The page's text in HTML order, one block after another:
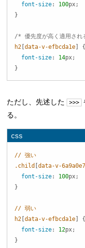
font-size: 100px;
}
/* 優先度が高く適用さ
h2 [data-v-efbcda1e]
{
font-size: 14px;
}
ただし、先述した >>>
る。
css
.child [data-v-
font-size: 100px;
}
// 弱い
h2 [data-v-efbcda1e]
{
font-size: 12px;
}